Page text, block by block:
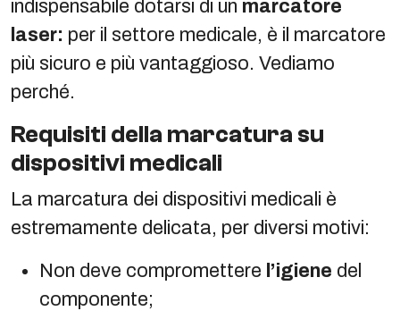
indispensabile dotarsi di un marcatore
laser: per il settore medicale, è il marcatore
più sicuro e più vantaggioso. Vediamo
perché.
Requisiti della marcatura su
dispositivi medicali
La marcatura dei dispositivi medicali è
estremamente delicata, per diversi motivi:
Non deve compromettere l’igiene del
componente;